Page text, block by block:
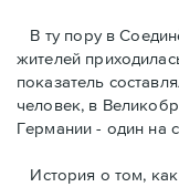
В ту пору в
жителей
показатель
человек, в
Германии - один на
История о том, как